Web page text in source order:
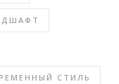
СТИЛЬ